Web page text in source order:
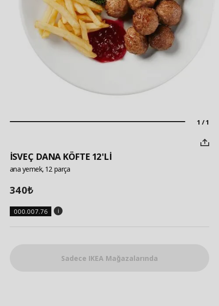
1 / 1
İSVEÇ DANA KÖFTE 12'Lİ
ana yemek, 12 parça
340₺
000.007.76
Sadece IKEA Mağazalarında